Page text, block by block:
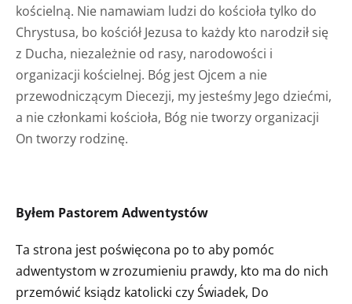
kościelną. Nie namawiam ludzi do kościoła tylko do
Chrystusa, bo kościół Jezusa to każdy kto narodził się
z Ducha, niezależnie od rasy, narodowości i
organizacji kościelnej. Bóg jest Ojcem a nie
przewodniczącym Diecezji, my jesteśmy Jego dziećmi,
a nie członkami kościoła, Bóg nie tworzy organizacji
On tworzy rodzinę.
Byłem Pastorem Adwentystów
Ta strona jest poświęcona po to aby pomóc
adwentystom w zrozumieniu prawdy, kto ma do nich
przemówić ksiądz katolicki czy Świadek, Do